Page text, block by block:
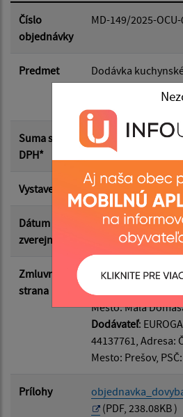
Dátum od:
Dátum do:
Suma do:
Číslo
objednávky
MD-149/2025-
Predmet
Dodávka
zmysle zákazky
kultúrnom dome v
Suma s
DPH*
4 855.19 €
Vystavená 03.09.2025
Dátum
zverejnenia
08.09.2025
Zmluvná
strana
Odberateľ: Obec
00332534, Adresa:
Mesto: Malá
Dodávateľ:
44137761, Adresa:
Mesto: Prešov,
Prílohy
(PDF, 238.08KB )